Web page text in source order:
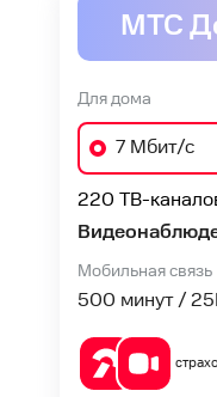
№1
в
обл.)
МТС
Для дома
7 Мбит/с
220 ТВ-
Мобильная связь
500 минут / 25